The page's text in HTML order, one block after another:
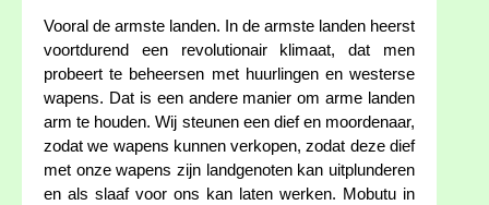
Vooral de armste landen. In de armste landen heerst
voortdurend een revolutionair klimaat, dat men
probeert te beheersen met huurlingen en westerse
wapens. Dat is een andere manier om arme landen
arm te houden. Wij steunen een dief en moordenaar,
zodat we wapens kunnen verkopen, zodat deze dief
met onze wapens zijn landgenoten kan uitplunderen
en als slaaf voor ons kan laten werken. Mobutu in